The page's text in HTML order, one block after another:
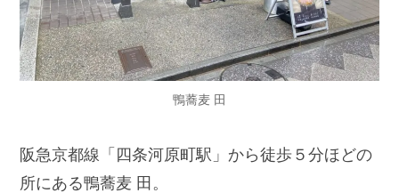
鴨蕎麦 田
阪急京都線「四条河原町駅」から徒歩５分ほどの
所にある鴨蕎麦 田。